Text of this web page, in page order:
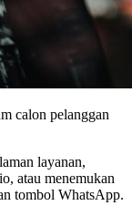
calon pelanggan
layanan,
atau menemukan
tombol WhatsApp.